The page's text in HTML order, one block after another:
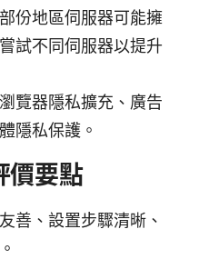
份地區伺服器可能擁
試不同伺服器以提升
覽器隱私擴充、廣告
隱私保護。
價要點
善、設置步驟清晰、